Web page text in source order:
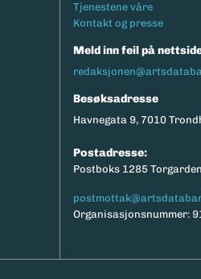
Tjenestene våre
Kontakt og presse
Meld inn feil på
Besøksadresse
Havnegata 9, 7010
Postadresse:
Postboks 1285
Organisasjonsnummer: